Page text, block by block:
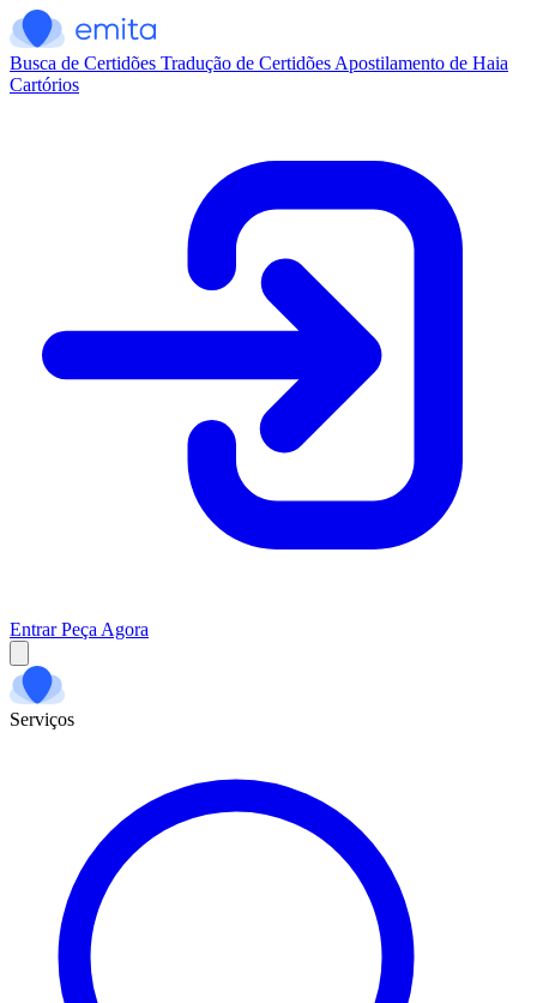
Busca de Certidões Tradução de Certidões Apostilamento de Haia
Cartórios
Entrar Peça Agora
Serviços